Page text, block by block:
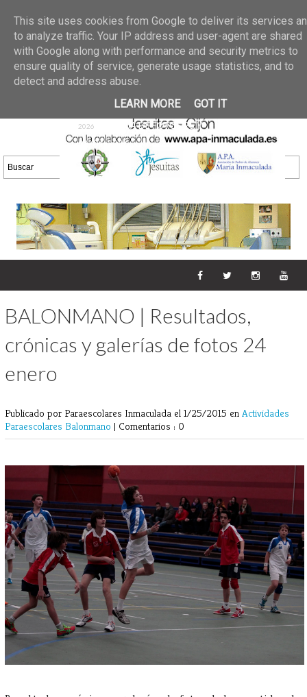
02 jun 2026
GALERIA DE FOTOS
30/05/2026
25 may 2026
GALERIA
DE FOTOS 23/05/2026
20 may
2026
GALERIA DE FOTOS
16/05/2026
DE FOTOS 09/05/2026
28 abr
2026
GALERIA DE FOTOS 25 Y
26/04/2026
BALONMANO | Resultados,
crónicas y galerías de fotos 24
enero
Publicado por Paraescolares Inmaculada el 1/25/2015 en Actividades
Paraescolares Balonmano | Comentarios : 0
This site uses cookies from Google to deliver its services
to analyze traffic. Your IP address and user-agent are shared
with Google along with performance and security metrics to
ensure quality of service, generate usage statistics, and to
detect and address abuse.
LEARN MORE
GOT IT